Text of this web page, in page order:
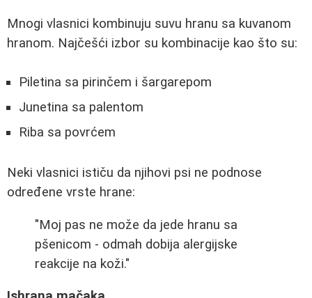
Mnogi vlasnici kombinuju suvu hranu sa kuvanom
hranom. Najčešći izbor su kombinacije kao što su:
Piletina sa pirinčem i šargarepom
Junetina sa palentom
Riba sa povrćem
Neki vlasnici ističu da njihovi psi ne podnose
određene vrste hrane:
"Moj pas ne može da jede hranu sa
pšenicom - odmah dobija alergijske
reakcije na koži."